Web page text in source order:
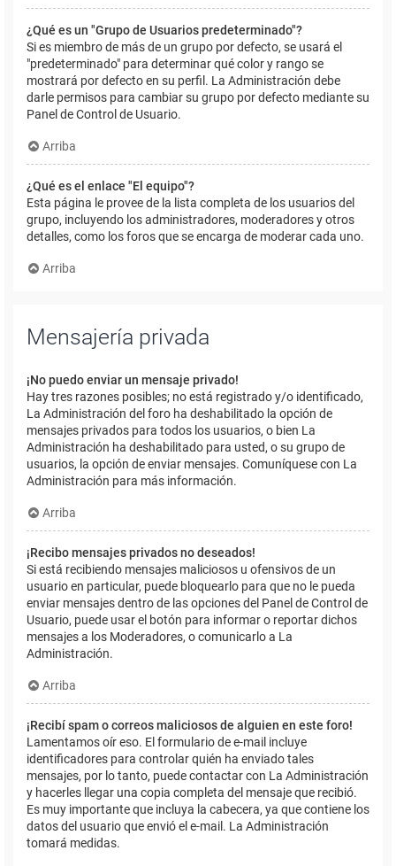
¿Qué es un "Grupo de Usuarios predeterminado"?
Si es miembro de más de un grupo por defecto, se usará el
"predeterminado" para determinar qué color y rango se
mostrará por defecto en su perfil. La Administración debe
darle permisos para cambiar su grupo por defecto mediante su
Panel de Control de Usuario.
Arriba
¿Qué es el enlace "El equipo"?
Esta página le provee de la lista completa de los usuarios del
grupo, incluyendo los administradores, moderadores y otros
detalles, como los foros que se encarga de moderar cada uno.
Arriba
Mensajería privada
¡No puedo enviar un mensaje privado!
Hay tres razones posibles; no está registrado y/o identificado,
La Administración del foro ha deshabilitado la opción de
mensajes privados para todos los usuarios, o bien La
Administración ha deshabilitado para usted, o su grupo de
usuarios, la opción de enviar mensajes. Comuníquese con La
Administración para más información.
Arriba
¡Recibo mensajes privados no deseados!
Si está recibiendo mensajes maliciosos u ofensivos de un
usuario en particular, puede bloquearlo para que no le pueda
enviar mensajes dentro de las opciones del Panel de Control de
Usuario, puede usar el botón para informar o reportar dichos
mensajes a los Moderadores, o comunicarlo a La
Administración.
Arriba
¡Recibí spam o correos maliciosos de alguien en este foro!
Lamentamos oír eso. El formulario de e-mail incluye
identificadores para controlar quién ha enviado tales
mensajes, por lo tanto, puede contactar con La Administración
y hacerles llegar una copia completa del mensaje que recibió.
Es muy importante que incluya la cabecera, ya que contiene los
datos del usuario que envió el e-mail. La Administración
tomará medidas.